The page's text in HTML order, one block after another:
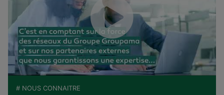
# NOUS CONNAITRE